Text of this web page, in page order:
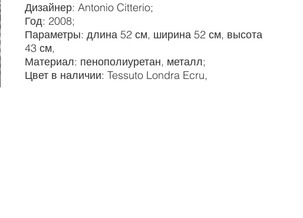
Дизайнер: Antonio Citterio;
Год: 2008;
Параметры: длина 52 см, ширина 52 см, высота
43 см,
Материал: пенополиуретан, металл;
Цвет в наличии: Tessuto Londra Ecru,